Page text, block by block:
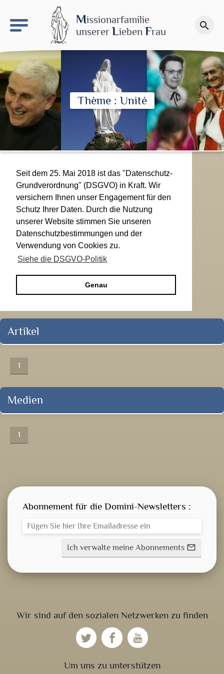
Missionarfamilie
unserer Lieben Frau search
Le site NDN
Spenden
Thème : Unité
Seit dem 25. Mai 2018 ist das "Datenschutz-
Grundverordnung" (DSGVO) in Kraft. Wir
versichern Ihnen unser Engagement für den
Schutz Ihrer Daten. Durch die Nutzung
unserer Website stimmen Sie unseren
Datenschutzbestimmungen und der
Verwendung von Cookies zu.
Siehe die DSGVO-Politik
Genau
Artikel
1
Medien
1
ANMELDEN
WEITERBILDUNGSDATEIEN
Wir sind auf den sozialen Netzwerken zu finden
Um uns zu unterstützen
Abonnement für die Domini-Newsletters :
Ich verwalte meine Abonnements mail_outline